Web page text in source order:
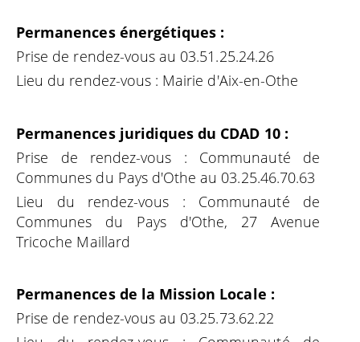
Permanences énergétiques :
Prise de rendez-vous au 03.51.25.24.26
Lieu du rendez-vous : Mairie d'Aix-en-Othe
Permanences juridiques du CDAD 10 :
Prise de rendez-vous : Communauté de
Communes du Pays d'Othe au 03.25.46.70.63
Lieu du rendez-vous : Communauté de
Communes du Pays d'Othe, 27 Avenue
Tricoche Maillard
Permanences de la Mission Locale :
Prise de rendez-vous au 03.25.73.62.22